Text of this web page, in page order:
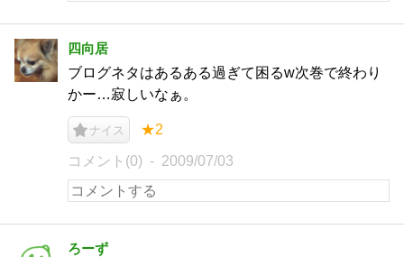
四向居
ブログネタはあるある過ぎて困るw次巻で終わり
かー…寂しいなぁ。
ナイス ★2
コメント(0) 2009/07/03
ろーず